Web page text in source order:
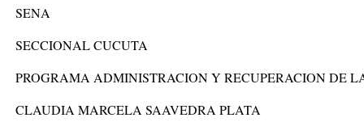
SENA
SECCIONAL CUCUTA
PROGRAMA ADMINISTRACION Y RECUPERACION DE
CLAUDIA MARCELA SAAVEDRA PLATA